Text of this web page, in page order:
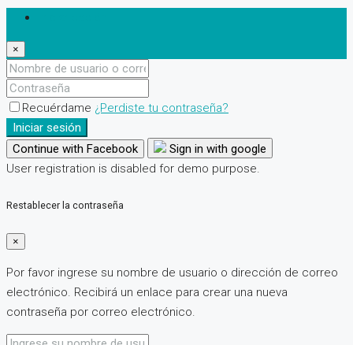
×
Recuérdame ¿Perdiste tu contraseña?
Iniciar sesión
Continue with Facebook
Sign in with google
User registration is disabled for demo purpose.
Restablecer la contraseña
×
Por favor ingrese su nombre de usuario o dirección de correo
electrónico. Recibirá un enlace para crear una nueva
contraseña por correo electrónico.